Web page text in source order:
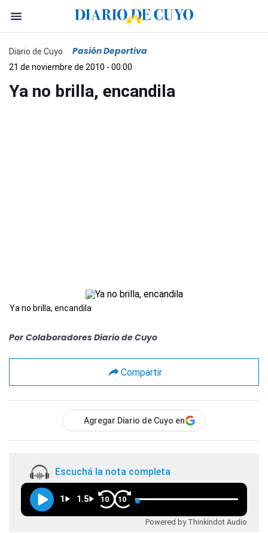
Diario de Cuyo Pasión Deportiva
21 de noviembre de 2010 - 00:00
Ya no brilla, encandila
Ya no brilla, encandila
Por Colaboradores Diario de Cuyo
Compartir
Agregar Diario de Cuyo en
Escuchá la nota completa
1 1.5 10 10
Powered by Thinkindot Audio